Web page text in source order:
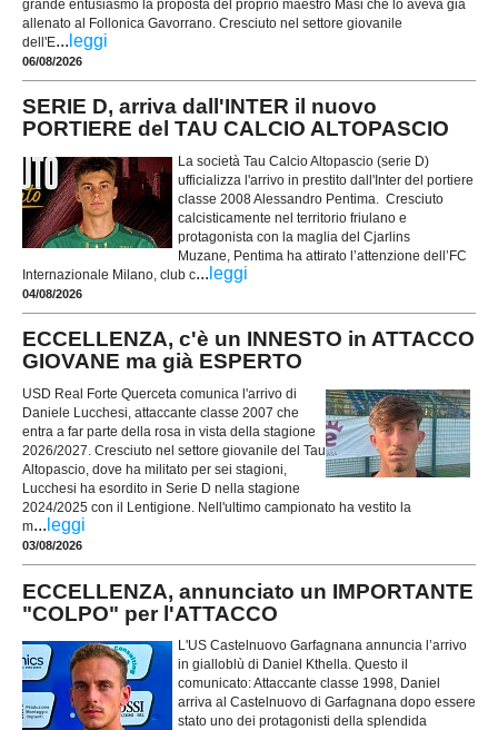
grande entusiasmo la proposta del proprio maestro Masi che lo aveva già
allenato al Follonica Gavorrano. Cresciuto nel settore giovanile
dell'E... leggi
06/08/2026
SERIE D, arriva dall'INTER il nuovo
PORTIERE del TAU CALCIO ALTOPASCIO
La società Tau Calcio Altopascio (serie D)
ufficializza l'arrivo in prestito dall'Inter del portiere
classe 2008 Alessandro Pentima. Cresciuto
calcisticamente nel territorio friulano e
protagonista con la maglia del Cjarlins
Muzane, Pentima ha attirato l’attenzione dell’FC
Internazionale Milano, club c... leggi
04/08/2026
ECCELLENZA, c'è un INNESTO in ATTACCO
GIOVANE ma già ESPERTO
USD Real Forte Querceta comunica l'arrivo di
Daniele Lucchesi, attaccante classe 2007 che
entra a far parte della rosa in vista della stagione
2026/2027. Cresciuto nel settore giovanile del Tau
Altopascio, dove ha militato per sei stagioni,
Lucchesi ha esordito in Serie D nella stagione
2024/2025 con il Lentigione. Nell'ultimo campionato ha vestito la
m... leggi
03/08/2026
ECCELLENZA, annunciato un IMPORTANTE
"COLPO" per l'ATTACCO
L'US Castelnuovo Garfagnana annuncia l’arrivo
in gialloblù di Daniel Kthella. Questo il
comunicato: Attaccante classe 1998, Daniel
arriva al Castelnuovo di Garfagnana dopo essere
stato uno dei protagonisti della splendida